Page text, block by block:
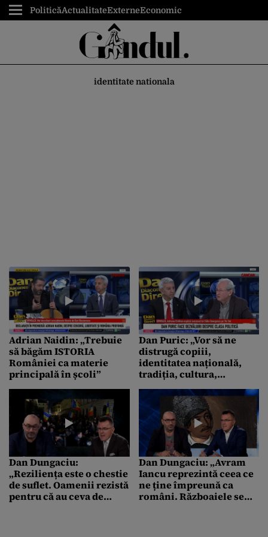
PoliticăActualitateExterneEconomic
identitate nationala
Adrian Naidin: „Trebuie
să băgăm ISTORIA
României ca materie
principală în școli”
Dan Puric: „Vor să ne
distrugă copiii,
identitatea națională,
tradiția, cultura,
Dan Dungaciu:
„Reziliența este o chestie
de suflet. Oamenii rezistă
pentru că au ceva de
Dan Dungaciu: „Avram
Iancu reprezintă ceea ce
ne ține împreună ca
români. Războaiele se